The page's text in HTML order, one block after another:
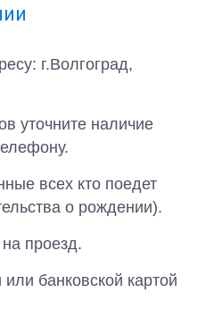
г.Волгоград,
уточните наличие
всех кто поедет
о рождении).
проезд.
банковской картой